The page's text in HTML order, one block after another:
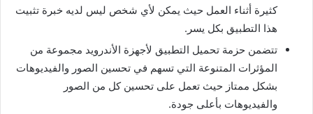
كثيرة أثناء العمل حيث يمكن لأي شخص ليس لديه خبرة تثبيت
هذا التطبيق بكل يسر.
تتضمن حزمة تحميل التطبيق لأجهزة الأندرويد مجموعة من
المؤثرات المتنوعة التي تسهم في تحسين الصور والفيديوهات
بشكل ممتاز حيث تعمل على تحسين كل من الصور
والفيديوهات بأعلى جودة.